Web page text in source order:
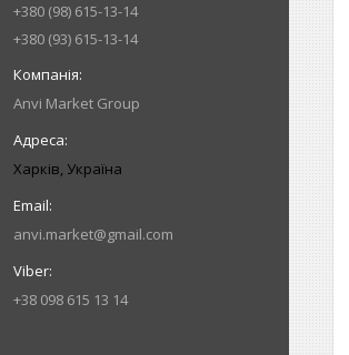
+380 (98) 615-13-14
+380 (93) 615-13-14
Anvi Market Group
Харків, Україна
anvi.market@gmail.com
+38 098 615 13 14